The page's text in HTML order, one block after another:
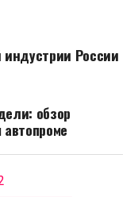
России
обзор